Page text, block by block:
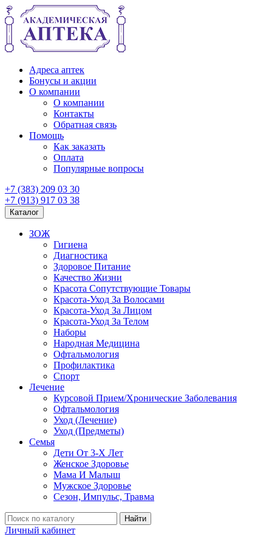
Адреса аптек
Бонусы и акции
О компании
О компании
Контакты
Обратная связь
Помощь
Как заказать
Оплата
Популярные вопросы
+7 (383) 209 03 30
+7 (913) 917 03 38
Каталог
ЗОЖ
Гигиена
Диагностика
Здоровое Питание
Качество Жизни
Красота Сопутствующие Товары
Красота-Уход За Волосами
Красота-Уход За Лицом
Красота-Уход За Телом
Наборы
Народная Медицина
Офтальмология
Профилактика
Спорт
Лечение
Курсовой Прием/Хронические Заболевания
Офтальмология
Уход (Лечение)
Уход (Предметы)
Семья
Дети От 3-Х Лет
Женское Здоровье
Мама И Малыш
Мужское Здоровье
Сезон, Импульс, Травма
Найти
Личный кабинет